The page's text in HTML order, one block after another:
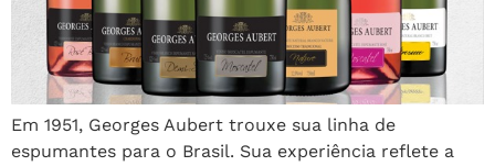
Em 1951, Georges Aubert trouxe sua linha de
espumantes para o Brasil. Sua experiência reflete a